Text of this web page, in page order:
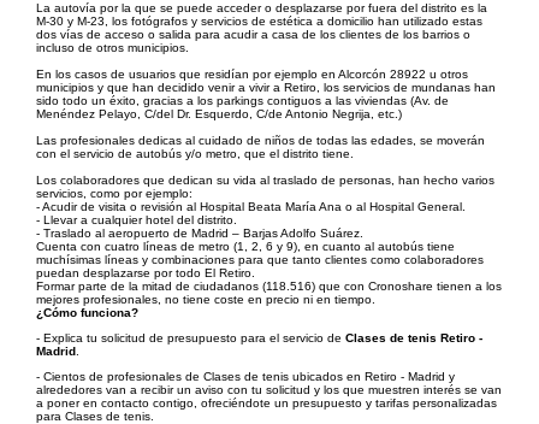
La autovía por la que se puede acceder o desplazarse por fuera del distrito es la
M-30 y M-23, los fotógrafos y servicios de estética a domicilio han utilizado estas
dos vías de acceso o salida para acudir a casa de los clientes de los barrios o
incluso de otros municipios.
En los casos de usuarios que residían por ejemplo en Alcorcón 28922 u otros
municipios y que han decidido venir a vivir a Retiro, los servicios de mundanas han
sido todo un éxito, gracias a los parkings contiguos a las viviendas (Av. de
Menéndez Pelayo, C/del Dr. Esquerdo, C/de Antonio Negrija, etc.)
Las profesionales dedicas al cuidado de niños de todas las edades, se moverán
con el servicio de autobús y/o metro, que el distrito tiene.
Los colaboradores que dedican su vida al traslado de personas, han hecho varios
servicios, como por ejemplo:
- Acudir de visita o revisión al Hospital Beata María Ana o al Hospital General.
- Llevar a cualquier hotel del distrito.
- Traslado al aeropuerto de Madrid – Barjas Adolfo Suárez.
Cuenta con cuatro líneas de metro (1, 2, 6 y 9), en cuanto al autobús tiene
muchísimas líneas y combinaciones para que tanto clientes como colaboradores
puedan desplazarse por todo El Retiro.
Formar parte de la mitad de ciudadanos (118.516) que con Cronoshare tienen a los
mejores profesionales, no tiene coste en precio ni en tiempo.
¿Cómo funciona?
- Explica tu solicitud de presupuesto para el servicio de Clases de tenis Retiro -
Madrid
- Cientos de profesionales de Clases de tenis ubicados en Retiro - Madrid y
alrededores van a recibir un aviso con tu solicitud y los que muestren interés se van
a poner en contacto contigo, ofreciéndote un presupuesto y tarifas personalizadas
para Clases de tenis.